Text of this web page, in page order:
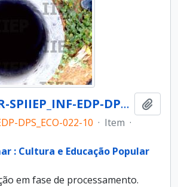
Ecologia : BR-SPIIEP_INF-EDP-DPS_ECO-022-10 [diapositivo]
DPS_ECO-022-10 · Item ·
: Cultura e Educação Popular
em fase de processamento.